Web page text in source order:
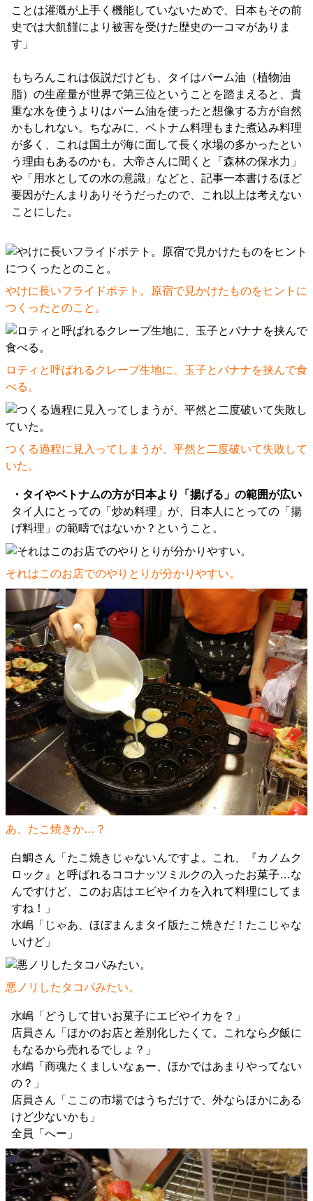
ことは灌漑が上手く機能していないためで、日本もその前
史では大飢饉により被害を受けた歴史の一コマがありま
す」
もちろんこれは仮説だけども、タイはパーム油（植物油
脂）の生産量が世界で第三位ということを踏まえると、貴
重な水を使うよりはパーム油を使ったと想像する方が自然
かもしれない。ちなみに、ベトナム料理もまた煮込み料理
が多く、これは国土が海に面して長く水場の多かったとい
う理由もあるのかも。大帝さんに聞くと「森林の保水力」
や「用水としての水の意識」などと、記事一本書けるほど
要因がたんまりありそうだったので、これ以上は考えない
ことにした。
やけに長いフライドポテト。原宿で見かけたものをヒントに
つくったとのこと。
ロティと呼ばれるクレープ生地に、玉子とバナナを挟んで食
べる。
つくる過程に見入ってしまうが、平然と二度破いて失敗して
いた。
・タイやベトナムの方が日本より「揚げる」の範囲が広い
タイ人にとっての「炒め料理」が、日本人にとっての「揚
げ料理」の範疇ではないか？ということ。
それはこのお店でのやりとりが分かりやすい。
あ、たこ焼きか…？
白鯛さん「たこ焼きじゃないんですよ。これ、『カノムク
ロック』と呼ばれるココナッツミルクの入ったお菓子…な
んですけど、このお店はエビやイカを入れて料理にしてま
すね！」
水嶋「じゃあ、ほぼまんまタイ版たこ焼きだ！たこじゃな
いけど」
悪ノリしたタコパみたい。
水嶋「どうして甘いお菓子にエビやイカを？」
店員さん「ほかのお店と差別化したくて。これなら夕飯に
もなるから売れるでしょ？」
水嶋「商魂たくましいなぁー、ほかではあまりやってない
の？」
店員さん「ここの市場ではうちだけで、外ならほかにある
けど少ないかも」
全員「へー」